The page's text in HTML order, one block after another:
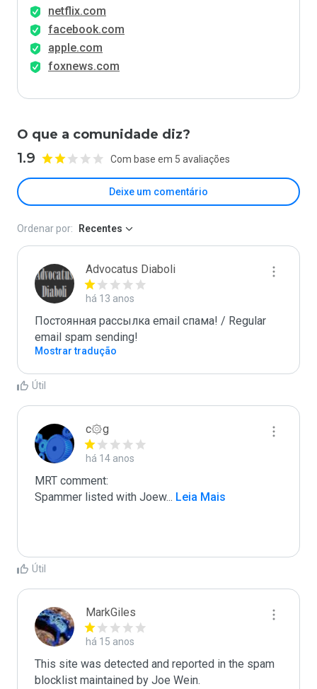
netflix.com
facebook.com
apple.com
foxnews.com
O que a comunidade diz?
1.9 Com base em 5 avaliações
Deixe um comentário
Ordenar por: Recentes
Advocatus Diaboli
há 13 anos
Постоянная рассылка email спама! / Regular
email spam sending!
Mostrar tradução
Útil
c۞g
há 14 anos
MRT comment:
Spammer listed with Joew... Leia Mais
Útil
MarkGiles
há 15 anos
This site was detected and reported in the spam
blocklist maintained by Joe Wein.